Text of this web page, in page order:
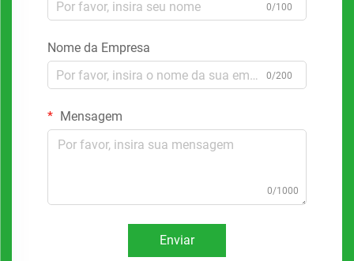
0/100
Nome da Empresa
0/200
Mensagem
0/1000
Enviar